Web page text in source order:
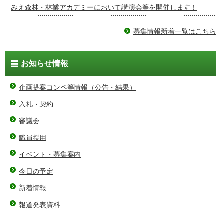
みえ森林・林業アカデミーにおいて講演会等を開催します！
募集情報新着一覧はこちら
お知らせ情報
企画提案コンペ等情報（公告・結果）
入札・契約
審議会
職員採用
イベント・募集案内
今日の予定
新着情報
報道発表資料